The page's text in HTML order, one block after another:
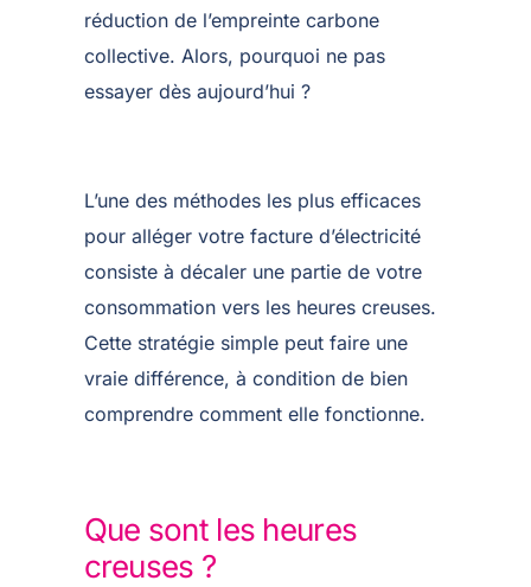
réduction de l’empreinte carbone
collective. Alors, pourquoi ne pas
essayer dès aujourd’hui ?
L’une des méthodes les plus efficaces
pour alléger votre facture d’électricité
consiste à décaler une partie de votre
consommation vers les heures creuses.
Cette stratégie simple peut faire une
vraie différence, à condition de bien
comprendre comment elle fonctionne.
Que sont les heures
creuses ?